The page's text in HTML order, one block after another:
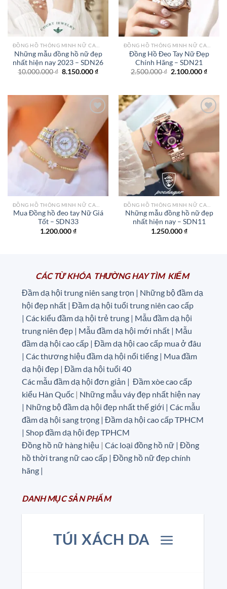
Những mẫu đồng hồ nữ đẹp
nhất hiện nay 2023 – SDN26
10.000.000₫ Giá
8.150.000₫Giá
8.150.000 ₫.
Đồng Hồ Đeo Tay Nữ Đẹp
Chính Hãng – SDN21
2.500.000₫ Giá
2.100.000₫Giá
Add to
wishlist
Mua Đồng hồ đeo tay Nữ Giá
Tốt – SDN33
1.200.000₫
Những mẫu đồng hồ nữ đẹp
nhất hiện nay – SDN11
1.250.000₫
CÁC TỪ KHÓA THƯỜNG HAY TÌM KIẾM
Đầm dạ hội trung niên sang trọn | Những bộ đầm dạ
hội đẹp nhất | Đầm dạ hội tuổi trung niên cao cấp
| Các kiểu đầm dạ hội trẻ trung | Mẫu đầm dạ hội
trung niên đẹp | Mẫu đầm dạ hội mới nhất | Mẫu
đầm dạ hội cao cấp | Đầm dạ hội cao cấp mua ở đâu
| Các thương hiệu đầm dạ hội nổi tiếng | Mua đầm
dạ hội đẹp | Đầm dạ hội tuổi 40
Các mẫu đầm dạ hội đơn giản | Đầm xòe cao cấp
kiểu Hàn Quốc | Những mẫu váy đẹp nhất hiện nay
| Những bộ đầm dạ hội đẹp nhất thế giới | Các mẫu
đầm dạ hội sang trọng | Đầm dạ hội cao cấp TPHCM
| Shop đầm dạ hội đẹp TPHCM
Đồng hồ nữ hàng hiệu | Các loại đồng hồ nữ | Đồng
hồ thời trang nữ cao cấp | Đồng hồ nữ đẹp chính
hãng |
DANH MỤCSẢNPHẨM
TÚI XÁCH DA